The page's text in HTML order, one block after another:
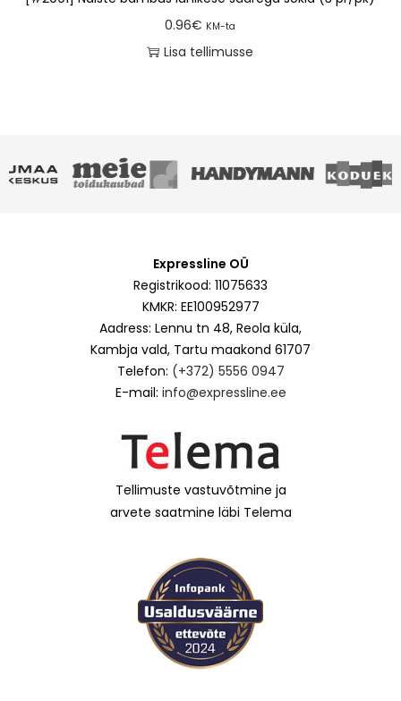
0.96€ KM-ta
Lisa tellimusse
Expressline OÜ
Registrikood: 11075633
KMKR: EE100952977
Aadress: Lennu tn 48, Reola küla,
Kambja vald, Tartu maakond 61707
Telefon: (+372) 5556 0947
E-mail: info@expressline.ee
Tellimuste vastuvõtmine ja
arvete saatmine läbi Telema